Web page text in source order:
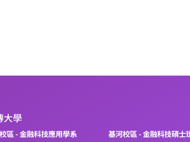
大學
區 - 金融科技應用學系
基河校區 - 金融科技碩士